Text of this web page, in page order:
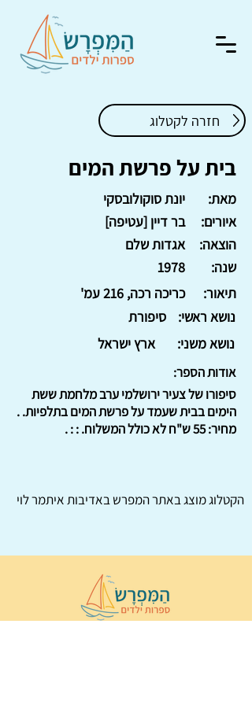
חזרה לקטלוג
בית על פרשת המים
יונת סוקולובסקי
מאת:
בר דיין [עטיפה]
איורים:
אגדות שלם
הוצאה:
1978
שנה:
כריכה רכה, 216 עמ'
תיאור:
סיפורת
נושא ראשי:
ארץ ישראל
נושא משני:
אודות הספר:
סיפורו של צעיר ירושלמי ערב מלחמת ששת
הימים בבית שעמד על פרשת המים בתלפיות. .
מחיר: 55 ש"ח לא כולל המשלוח. : : .
הקטלוג מוצג באתרהמפרשבאדיבות איתמר לוי